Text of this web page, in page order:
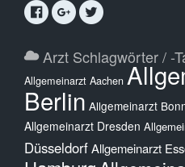
Arzt Schlagwörter / -
Allgemeinarzt Aachen
Berlin Allgemeinarzt
Allgemeinarzt Dresden
DüsseldorfAllgemeinarzt